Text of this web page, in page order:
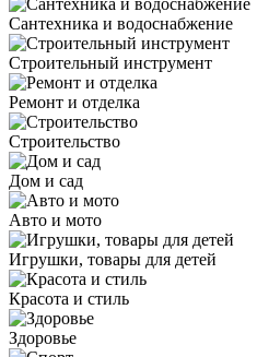
Сантехника и водоснабжение
Строительный инструмент
Ремонт и отделка
Строительство
Дом и сад
Авто и мото
Игрушки, товары для детей
Красота и стиль
Здоровье